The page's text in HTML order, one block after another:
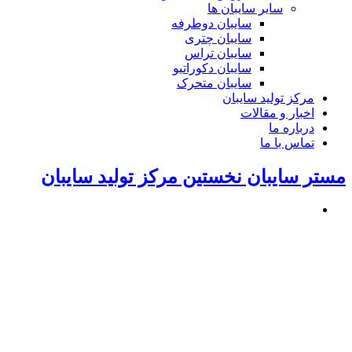
سایر سایبان ها
سایبان دوطرفه
سایبان چتری
سایبان تراس
سایبان دکوراتیو
سایبان متحرک
مرکز تولید سایبان
اخبار و مقالات
درباره ما
تماس با ما
مستر سایبان نخستین مرکز تولید سایبان